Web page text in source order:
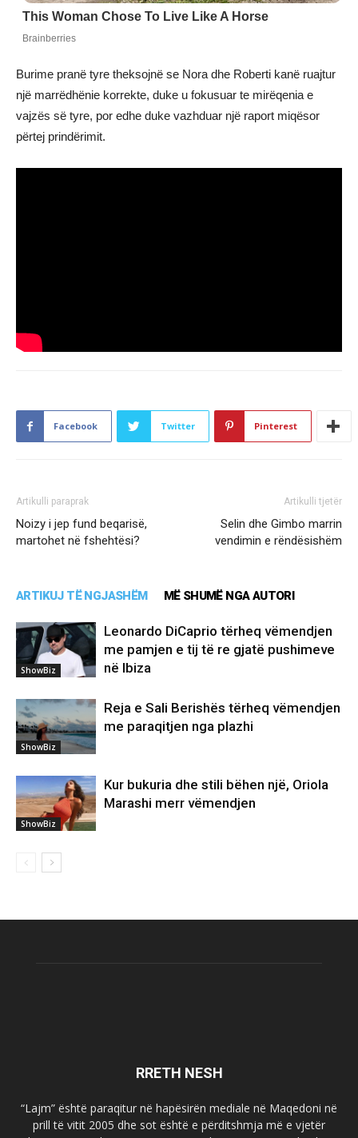
Burime pranë tyre theksojnë se Nora dhe Roberti kanë ruajtur
një marrëdhënie korrekte, duke u fokusuar te mirëqenia e
vajzës së tyre, por edhe duke vazhduar një raport miqësor
përtej prindërimit.
Facebook Twitter Pinterest
Artikulli paraprak
Noizy i jep fund beqarisë,
martohet në fshehtësi?
Artikulli tjetër
Selin dhe Gimbo marrin
vendimin e rëndësishëm
ARTIKUJ TË NGJASHËM MË SHUMË NGA AUTORI
ShowBiz
Leonardo DiCaprio tërheq vëmendjen
me pamjen e tij të re gjatë pushimeve
në Ibiza
ShowBiz
Reja e Sali Berishës tërheq vëmendjen
me paraqitjen nga plazhi
ShowBiz
Kur bukuria dhe stili bëhen një, Oriola
Marashi merr vëmendjen
RRETH NESH
“Lajm” është paraqitur në hapësirën mediale në Maqedoni në
prill të vitit 2005 dhe sot është e përditshmja më e vjetër